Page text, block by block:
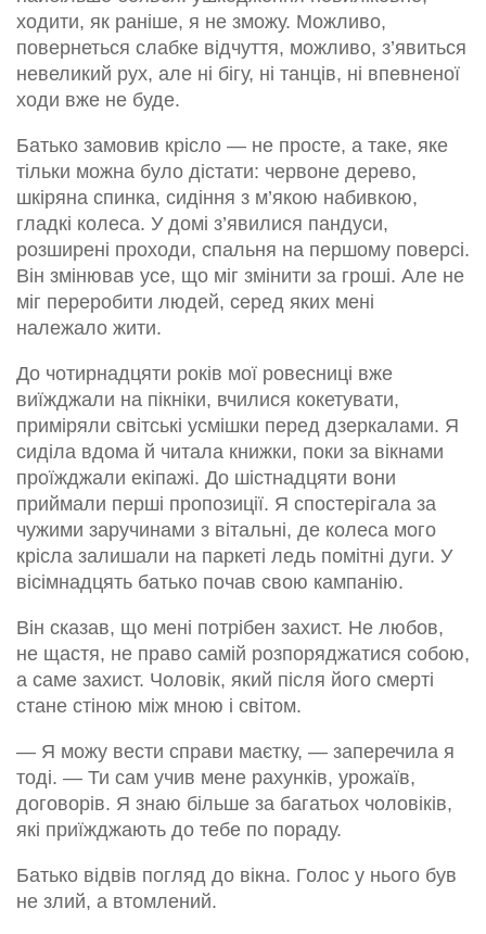
ходити, як раніше, я не зможу. Можливо,
повернеться слабке відчуття, можливо, з’явиться
невеликий рух, але ні бігу, ні танців, ні впевненої
ходи вже не буде.
Батько замовив крісло — не просте, а таке, яке
тільки можна було дістати: червоне дерево,
шкіряна спинка, сидіння з м’якою набивкою,
гладкі колеса. У домі з’явилися пандуси,
розширені проходи, спальня на першому поверсі.
Він змінював усе, що міг змінити за гроші. Але не
міг переробити людей, серед яких мені
належало жити.
До чотирнадцяти років мої ровесниці вже
виїжджали на пікніки, вчилися кокетувати,
приміряли світські усмішки перед дзеркалами. Я
сиділа вдома й читала книжки, поки за вікнами
проїжджали екіпажі. До шістнадцяти вони
приймали перші пропозиції. Я спостерігала за
чужими заручинами з вітальні, де колеса мого
крісла залишали на паркеті ледь помітні дуги. У
вісімнадцять батько почав свою кампанію.
Він сказав, що мені потрібен захист. Не любов,
не щастя, не право самій розпоряджатися собою,
а саме захист. Чоловік, який після його смерті
стане стіною між мною і світом.
— Я можу вести справи маєтку, — заперечила я
тоді. — Ти сам учив мене рахунків, урожаїв,
договорів. Я знаю більше за багатьох чоловіків,
які приїжджають до тебе по пораду.
Батько відвів погляд до вікна. Голос у нього був
не злий, а втомлений.